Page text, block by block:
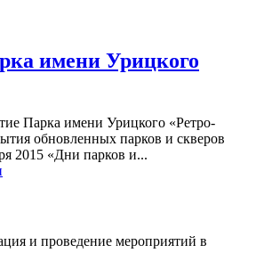
имени Урицкого
Парка имени Урицкого «Ретро-
обновленных парков и скверов
2015 «Дни парков и...
и проведение мероприятий в